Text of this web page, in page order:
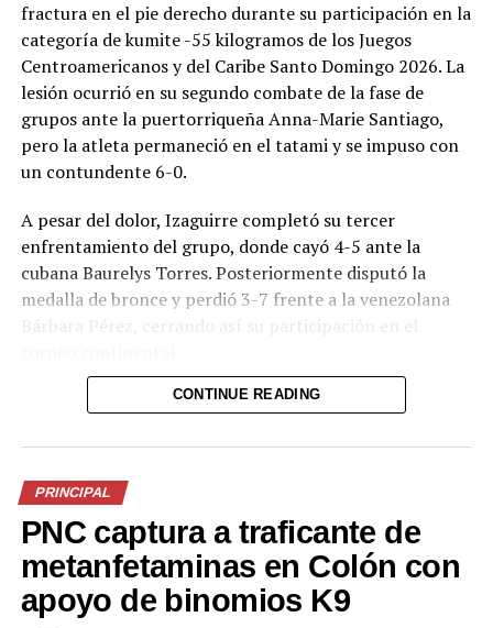
fractura en el pie derecho durante su participación en la
categoría de kumite -55 kilogramos de los Juegos
Centroamericanos y del Caribe Santo Domingo 2026. La
lesión ocurrió en su segundo combate de la fase de
grupos ante la puertorriqueña Anna-Marie Santiago,
pero la atleta permaneció en el tatami y se impuso con
un contundente 6-0.
A pesar del dolor, Izaguirre completó su tercer
enfrentamiento del grupo, donde cayó 4-5 ante la
cubana Baurelys Torres. Posteriormente disputó la
medalla de bronce y perdió 3-7 frente a la venezolana
Bárbara Pérez, cerrando así su participación en el
Al finalizar la jornada, la karateca confirmó el
fractura en el pie derecho en mi segunda pelea, y a pesar
de eso seguí peleando… traté de no quejarme y lo di
todo, pero no fue suficiente… volveré más fuerte”,
escribió desde el hospital.
CONTINUE READING
PRINCIPAL
PNC captura a traficante de
metanfetaminas en Colón con
apoyo de binomios K9